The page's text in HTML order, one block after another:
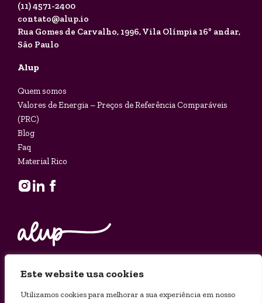
Este website usa cookies
Utilizamos cookies para melhorar a sua experiência em nosso
(11) 4571-2400
contato@alup.io
Rua Gomes de Carvalho, 1996,Vila Olímpia 16º andar,
São Paulo
Alup
Quem somos
Valores de Energia – Preços de Referência Comparáveis
(PRC)
Blog
Faq
Material Rico
© 2025 ALUP - Razão Social: ACE Comercializadora LTDA -